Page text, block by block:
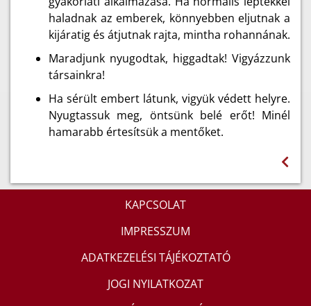
haladnak az emberek, könnyebben eljutnak a
kijáratig és átjutnak rajta, mintha rohannának.
Maradjunk nyugodtak, higgadtak! Vigyázzunk
társainkra!
Ha sérült embert látunk, vigyük védett helyre.
Nyugtassuk meg, öntsünk belé erőt! Minél
hamarabb értesítsük a mentőket.
KAPCSOLAT
IMPRESSZUM
ADATKEZELÉSI TÁJÉKOZTATÓ
JOGI NYILATKOZAT